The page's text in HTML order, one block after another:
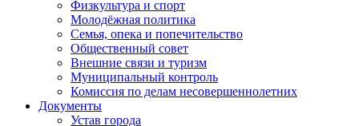
Физкультура и спорт
Молодёжная политика
Семья, опека и попечительство
Общественный совет
Внешние связи и туризм
Муниципальный контроль
Комиссия по делам несовершеннолетних
Документы
Устав города